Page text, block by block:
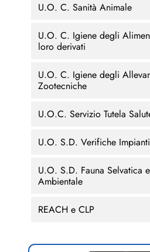
U.O. C. Sanità Animale
U.O. C. Igiene degli
loro derivati
U.O. C. Igiene degli
Zootecniche
U.O.C. Servizio Tutela
U.O. S.D. Verifiche
U.O. S.D. Fauna Selvatica
Ambientale
REACH e CLP